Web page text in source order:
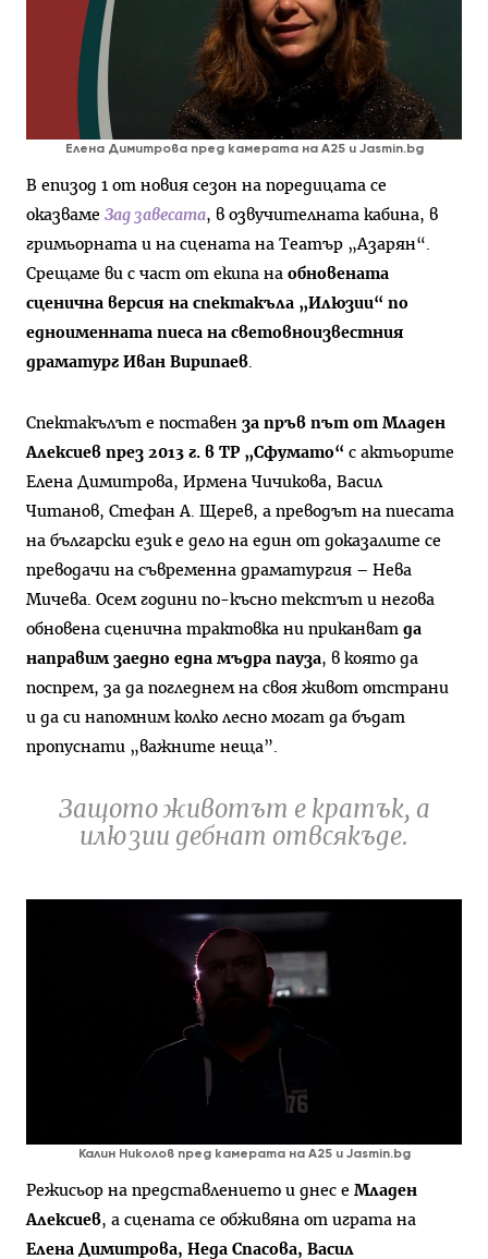
Елена Димитрова пред камерата на A25 и Jasmin.bg
В епизод 1 от новия сезон на поредицата се
оказваме Зад завесата, в озвучителната кабина, в
гримьорната и на сцената на Театър „Азарян“.
Срещаме ви с част от екипа на обновената
сценична версия на спектакъла „Илюзии“ по
едноименната пиеса на световноизвестния
драматург Иван Вирипаев.
Спектакълът е поставен за пръв път от Младен
Алексиев през 2013 г. в ТР „Сфумато“ с актьорите
Елена Димитрова, Ирмена Чичикова, Васил
Читанов, Стефан А. Щерев, а преводът на пиесата
на български език е дело на един от доказалите се
преводачи на съвременна драматургия – Нева
Мичева. Осем години по-късно текстът и негова
обновена сценична трактовка ни приканват да
направим заедно една мъдра пауза, в която да
поспрем, за да погледнем на своя живот отстрани
и да си напомним колко лесно могат да бъдат
пропуснати „важните неща”.
Защото животът е кратък, а
илюзии дебнат отвсякъде.
Калин Николов пред камерата на A25 и Jasmin.bg
Режисьор на представлението и днес е Младен
Алексиев, а сцената се обживяна от играта на
Елена Димитрова, Неда Спасова, Васил